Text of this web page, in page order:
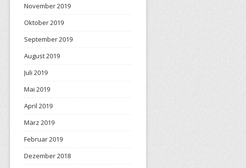
November 2019
Oktober 2019
September 2019
August 2019
Juli 2019
Mai 2019
April 2019
März 2019
Februar 2019
Dezember 2018